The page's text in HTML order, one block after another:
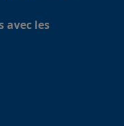
avec les